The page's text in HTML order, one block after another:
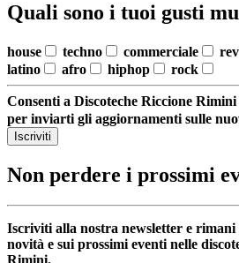
Quali sono i tuoi gusti
house techno commerciale
latino
afro hiphop rock
Consenti a Discoteche Riccione
per inviarti gli aggiornamenti sulle
Iscriviti
Non perdere i prossimi
Iscriviti alla nostra newsletter e rimani
novità e sui prossimi eventi nelle